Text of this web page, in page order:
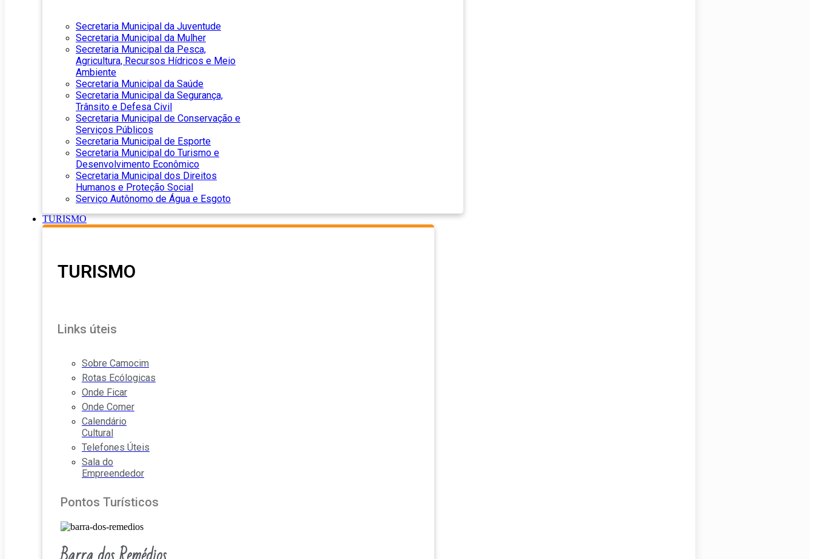
Secretaria Municipal da Juventude
Secretaria Municipal da Mulher
Secretaria Municipal da Pesca,
Agricultura, Recursos Hídricos e Meio
Ambiente
Secretaria Municipal da Saúde
Secretaria Municipal da Segurança,
Trânsito e Defesa Civil
Secretaria Municipal de Conservação e
Serviços Públicos
Secretaria Municipal de Esporte
Secretaria Municipal do Turismo e
Desenvolvimento Econômico
Secretaria Municipal dos Direitos
Humanos e Proteção Social
Serviço Autônomo de Água e Esgoto
TURISMO
TURISMO
Links úteis
Sobre Camocim
Rotas Ecólogicas
Onde Ficar
Onde Comer
Calendário
Cultural
Telefones Úteis
Sala do
Empreendedor
Pontos Turísticos